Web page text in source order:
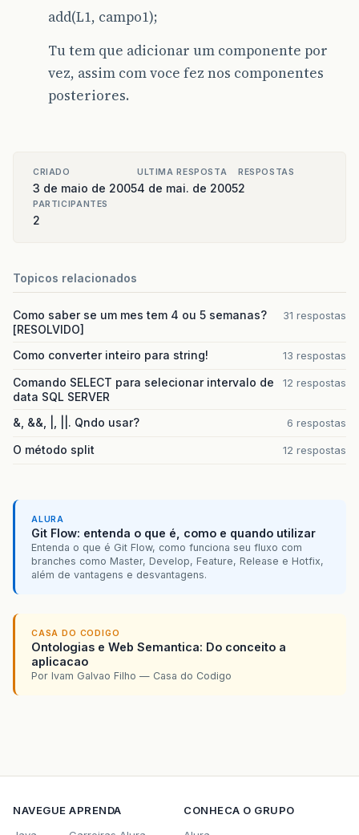
.print("Triagulo não
} else if (ladoa != ladob
System. out.print
public static void main(String[] args) {
new Triangulo (
T. pack();
* Note que pack() é método da classe
	 */
T.setVisible
}
add(L1, campo1);
Tu tem que adicionar um componente por
vez, assim com voce fez nos componentes
posteriores.
CRIADO
3 de maio de 2005
ULTIMA RESPOSTA
4 de mai. de 2005
RESPOSTAS
2
PARTICIPANTES
2
Topicos relacionados
Como saber se um mes tem 4 ou 5 semanas?
[RESOLVIDO]
31 respostas
Como converter inteiro para string! 13 respostas
Comando SELECT para selecionar intervalo de
data SQL SERVER
12 respostas
&, &&, |, ||. Qndo usar? 6 respostas
O método split 12 respostas
ALURA
Git Flow: entenda o que é, como e quando utilizar
Entenda o que é Git Flow, como funciona seu fluxo com
branches como Master, Develop, Feature, Release e Hotfix,
além de vantagens e desvantagens.
CASA DO CODIGO
Ontologias e Web Semantica: Do conceito a
aplicacao
Por Ivam Galvao Filho — Casa do Codigo
NAVEGUE APRENDA
CONHECA O GRUPO